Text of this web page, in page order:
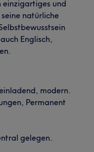
einzigartiges und
natürliche
Englisch,
modern.
Permanent
gelegen.